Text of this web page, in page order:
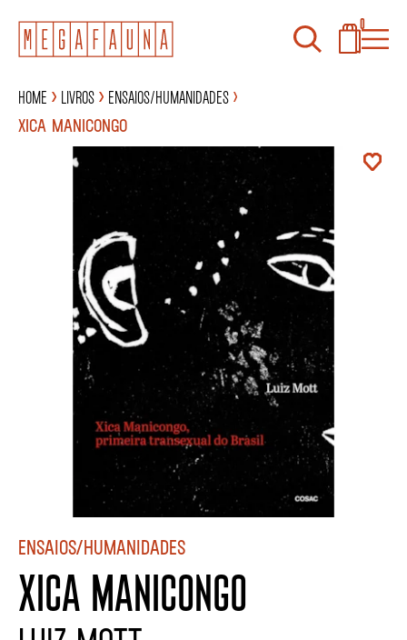
0
Home Livros
Ensaios/Humanidades
XICA MANICONGO
Ensaios/Humanidades
XICA MANICONGO